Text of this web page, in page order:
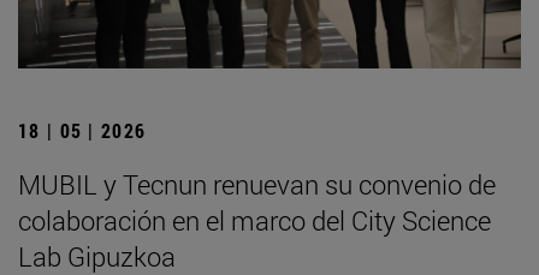
18 | 05 | 2026
MUBIL y Tecnun renuevan su convenio de
colaboración en el marco del City Science
Lab Gipuzkoa